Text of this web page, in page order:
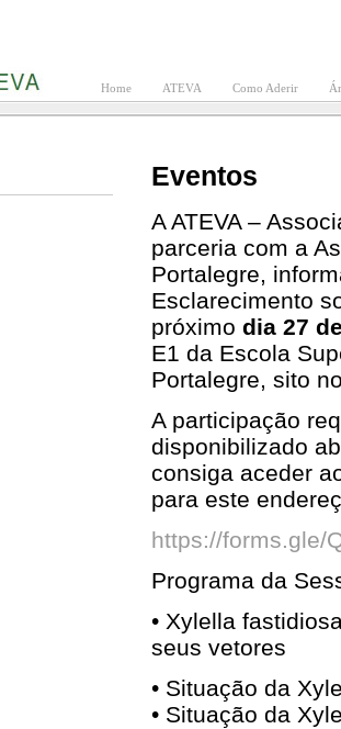
Home ATEVA Como Aderir
Eventos
A ATEVA –
parceria com a
Portalegre,
Esclarecimento
próximo dia 27
E1 da Escola
Portalegre, sito
A participação
disponibilizado
consiga aceder
para este
https://forms.gle/
Programa da
• Xylella
seus vetores
• Situação da
• Situação da